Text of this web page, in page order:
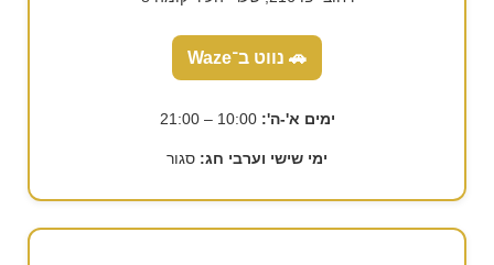
🚗 נווט ב־Waze
ימים א'-ה': 10:00 – 21:00
ימי שישי וערבי חג: סגור